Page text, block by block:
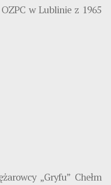
w Lublinie z 1965
„Gryfu” Chełm